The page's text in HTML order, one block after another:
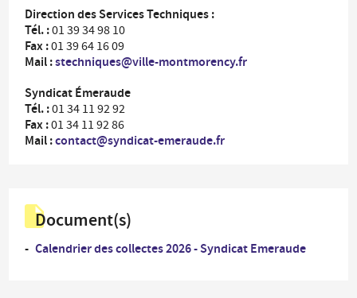
Direction des Services Techniques :
Tél. :01 39 34 98 10
Fax :01 39 64 16 09
Mail :stechniques@ville-montmorency.fr
Syndicat Émeraude
Tél. :01 34 11 92 92
Fax :01 34 11 92 86
Mail :contact@syndicat-emeraude.fr
Document(s)
Calendrier des collectes 2026 - Syndicat Emeraude